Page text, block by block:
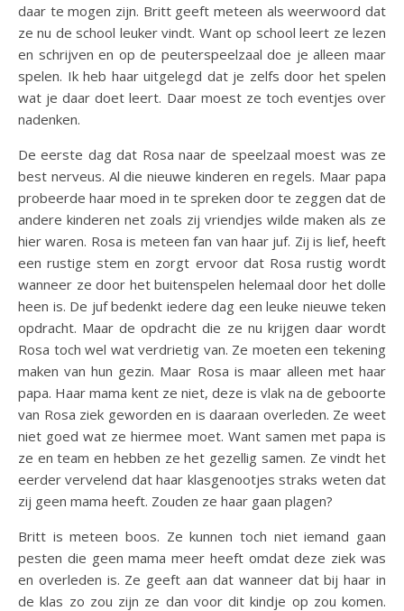
daar te mogen zijn. Britt geeft meteen als weerwoord dat
ze nu de school leuker vindt. Want op school leert ze lezen
en schrijven en op de peuterspeelzaal doe je alleen maar
spelen. Ik heb haar uitgelegd dat je zelfs door het spelen
wat je daar doet leert. Daar moest ze toch eventjes over
nadenken.
De eerste dag dat Rosa naar de speelzaal moest was ze
best nerveus. Al die nieuwe kinderen en regels. Maar papa
probeerde haar moed in te spreken door te zeggen dat de
andere kinderen net zoals zij vriendjes wilde maken als ze
hier waren. Rosa is meteen fan van haar juf. Zij is lief, heeft
een rustige stem en zorgt ervoor dat Rosa rustig wordt
wanneer ze door het buitenspelen helemaal door het dolle
heen is. De juf bedenkt iedere dag een leuke nieuwe teken
opdracht. Maar de opdracht die ze nu krijgen daar wordt
Rosa toch wel wat verdrietig van. Ze moeten een tekening
maken van hun gezin. Maar Rosa is maar alleen met haar
papa. Haar mama kent ze niet, deze is vlak na de geboorte
van Rosa ziek geworden en is daaraan overleden. Ze weet
niet goed wat ze hiermee moet. Want samen met papa is
ze en team en hebben ze het gezellig samen. Ze vindt het
eerder vervelend dat haar klasgenootjes straks weten dat
zij geen mama heeft. Zouden ze haar gaan plagen?
Britt is meteen boos. Ze kunnen toch niet iemand gaan
pesten die geen mama meer heeft omdat deze ziek was
en overleden is. Ze geeft aan dat wanneer dat bij haar in
de klas zo zou zijn ze dan voor dit kindje op zou komen.